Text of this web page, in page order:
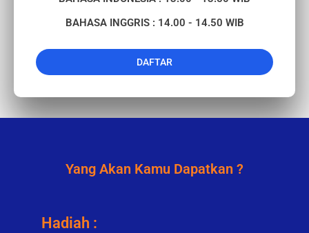
BAHASA INGGRIS : 14.00 - 14.50 WIB
DAFTAR
Yang Akan Kamu Dapatkan ?
Hadiah :